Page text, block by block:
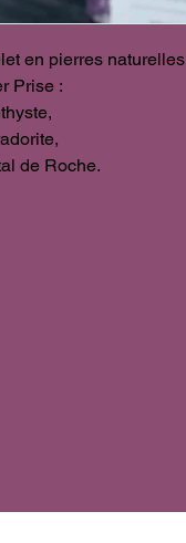
en pierres naturelles
Prise :
de Roche.